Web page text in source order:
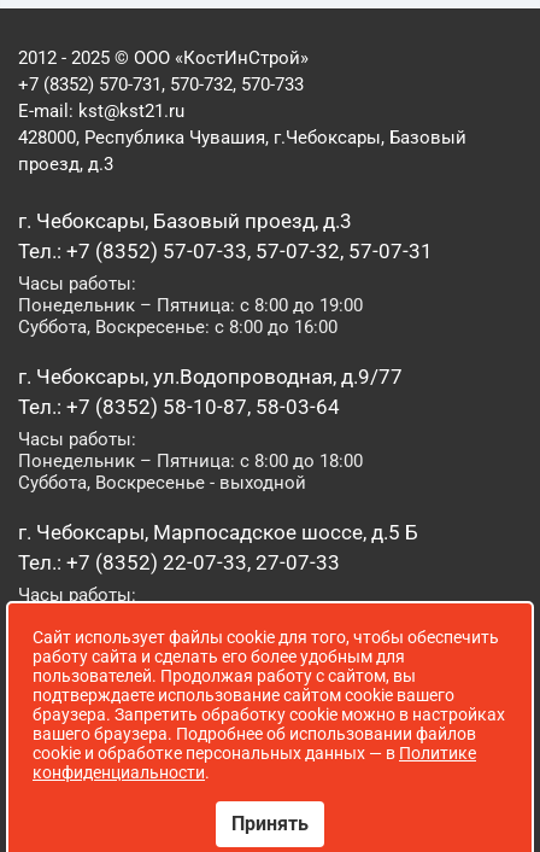
2012 - 2025 © ООО «КостИнСтрой»
+7 (8352) 570-731, 570-732, 570-733
E-mail: kst@kst21.ru
428000, Республика Чувашия, г.Чебоксары, Базовый
проезд, д.3
г. Чебоксары, Базовый проезд, д.3
Тел.: +7 (8352) 57-07-33, 57-07-32, 57-07-31
Часы работы:
Понедельник – Пятница: с 8:00 до 19:00
Суббота, Воскресенье: с 8:00 до 16:00
г. Чебоксары, ул.Водопроводная, д.9/77
Тел.: +7 (8352) 58-10-87, 58-03-64
Часы работы:
Понедельник – Пятница: с 8:00 до 18:00
Суббота, Воскресенье - выходной
г. Чебоксары, Марпосадское шоссе, д.5 Б
Тел.: +7 (8352) 22-07-33, 27-07-33
Часы работы:
Суббота, Воскресенье: с 8:00 до 16:00
г. Йошкар-Ола, ул. Луначарского, д. 52 А
Тел.: (8362) 41-07-31
Часы работы:
Понедельник – Пятница: с 8:00 до 18:00
Сопровождение сайта WebStroy
Сайт использует файлы cookie для того, чтобы обеспечить
работу сайта и сделать его более удобным для
пользователей. Продолжая работу с сайтом, вы
подтверждаете использование сайтом cookie вашего
браузера. Запретить обработку cookie можно в настройках
вашего браузера. Подробнее об использовании файлов
cookie и обработке персональных данных — в Политике
конфиденциальности.
Принять